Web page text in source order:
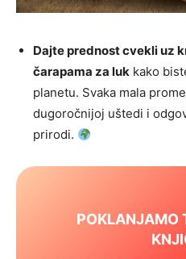
Dajte prednost cvekli uz
čarapama za luk kako
planetu. Svaka mala
dugoročnijoj uštedi i
prirodi.
POKLANJAMO